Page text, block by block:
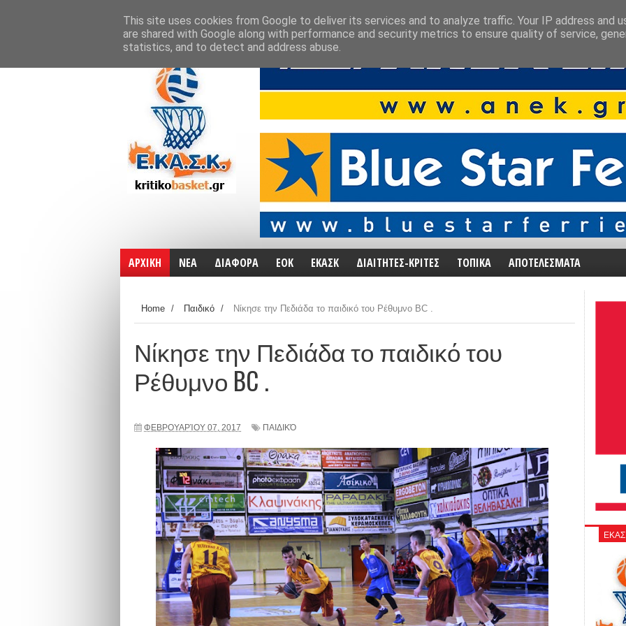
ΑΡΧΙΚΗ ΝΕΑ ΔΙΑΦΟΡΑ ΕΟΚ ΕΚΑΣΚ ΔΙΑΙΤΗΤΕΣ-ΚΡΙΤΕΣ ΤΟΠΙΚΑ ΑΠΟΤΕΛΕΣΜΑΤΑ
Home / Παιδικό / Νίκησε την Πεδιάδα το παιδικό του Ρέθυμνο BC .
Νίκησε την Πεδιάδα το παιδικό του
Ρέθυμνο BC .
ΦΕΒΡΟΥΑΡΊΟΥ 07, 2017 ΠΑΙΔΙΚΌ
This site uses cookies from Google to deliver its services and to analyze traffic. Your IP address and
are shared with Google along with performance and security metrics to ensure quality of service,
statistics, and to detect and address abuse.